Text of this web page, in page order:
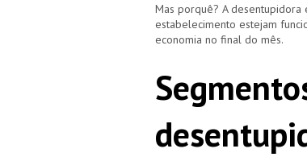
Mas porquê? A
estabelecimento estejam
economia no final do mês.